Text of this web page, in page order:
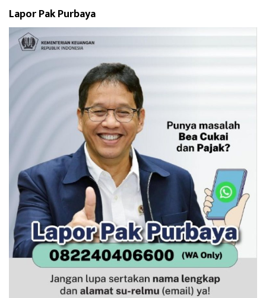
Lapor Pak Purbaya